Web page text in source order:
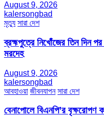
August 9, 2026
kalersongbad
মৃত্যু সারা দেশ
ব্রহ্মপুত্রে নিখোঁজের তিন দিন
মরদেহ
August 9, 2026
kalersongbad
আবহাওয়া জীবনযাপন সারা দেশ
বেনাপোলে বিএনপি’র বৃক্ষরোপণ